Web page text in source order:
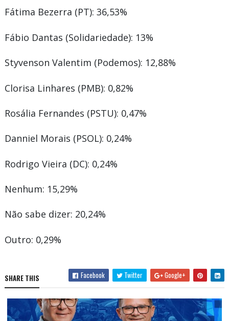
Fátima Bezerra (PT): 36,53%
Fábio Dantas (Solidariedade): 13%
Styvenson Valentim (Podemos): 12,88%
Clorisa Linhares (PMB): 0,82%
Rosália Fernandes (PSTU): 0,47%
Danniel Morais (PSOL): 0,24%
Rodrigo Vieira (DC): 0,24%
Nenhum: 15,29%
Não sabe dizer: 20,24%
Outro: 0,29%
SHARE THIS Facebook Twitter Google+